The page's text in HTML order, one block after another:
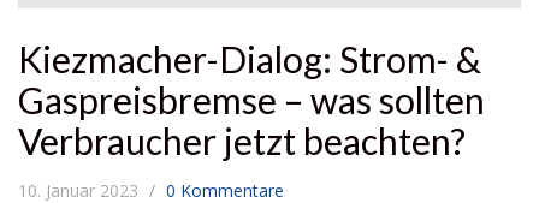
Kiezmacher-Dialog: Strom- &
Gaspreisbremse – was sollten
Verbraucher jetzt beachten?
10. Januar 2023 0 Kommentare